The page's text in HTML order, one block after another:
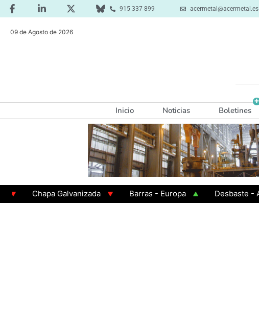
915 337 899 acermetal@acermetal.es
09 de Agosto de 2026
Inicio Noticias Boletines
Chapa Galvanizada Barras - Europa Desbaste - Asia